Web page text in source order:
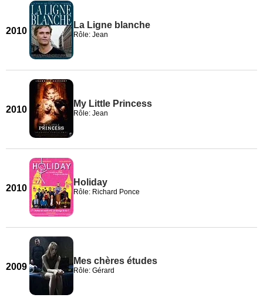
2010
La Ligne blanche
Rôle: Jean
2010
My Little Princess
Rôle: Jean
2010
Holiday
Rôle: Richard Ponce
2009
Mes chères études
Rôle: Gérard